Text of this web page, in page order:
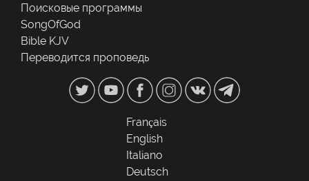
Поисковые программы
SongOfGod
Bible KJV
Переводится проповедь
Français
English
Italiano
Deutsch